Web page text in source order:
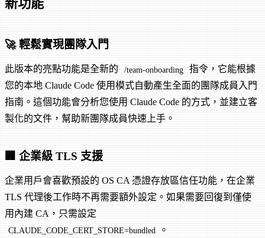
新功能
🚀 輕鬆實現團隊入門
此版本的亮點功能是全新的 /team-onboarding
指令，它能根據
您的本地 Claude Code 使用模式自動產生全面的團隊成員入門
指南。這個功能會分析您使用 Claude Code 的方式，並建立客
製化的文件，幫助新團隊成員快速上手。
🏢 企業級 TLS 支援
企業用戶會喜歡預設的 OS CA 憑證存放區信任功能，在企業
TLS 代理後工作時不再需要額外設定。如果需要回復到僅使
用內建 CA，只需設定
CLAUDE_CODE_CERT_STORE=bundled 。